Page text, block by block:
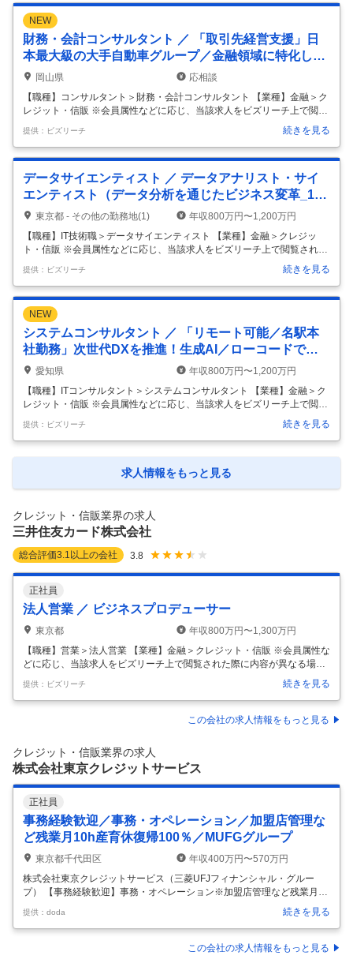
金融分野を担う中核企業／リモート・フレックス有／福利厚生・制度充
実／全国約5,000店舗の販売店と強固なネットワークを活かし、質の高
い金融サービスを提供しています】 ■業務内容 トヨタグループの金融分
野を担う当社にて、約1,500万人の会員基盤をもつクレジットカード事
業 …
NEW
財務・会計コンサルタント ／ 「取引先経営支援」日
本最大級の大手自動車グループ／金融領域に特化した
プロフェッショナル集団
岡山県
応相談
【職種】コンサルタント＞財務・会計コンサルタント 【業種】金融＞ク
レジット・信販 ※会員属性などに応じ、当該求人をビズリーチ上で閲覧
された際に内容が異なる場合があります 【当社について】 当社は、世界
35以上の国・地域でトップクラスの完成車グループの金融サービスを担
っております。 主に、自動車販売に関する金融事業、クレジットカード
事業等を手掛けております。 自動車メーカー系金融会社という立場か
ら、グループの持つ技術やネットワークを活用し、既存の金融機関とは
一線を画した先進的な事業モデルを作り出して参りました。 『期待を超
える金融サービスで、モビリティ社会の未来とお客様の笑顔を創造しま
す。』をミ …
提供：ビズリーチ 続きを見る
データサイエンティスト ／ データアナリスト・サイ
エンティスト（データ分析を通じたビジネス変革_150
0万人の顧客基盤）
東京都 - その他の勤務地(1)
年収800万円〜1,200万円
【職種】IT技術職＞データサイエンティスト 【業種】金融＞クレジッ
ト・信販 ※会員属性などに応じ、当該求人をビズリーチ上で閲覧された
際に内容が異なる場合があります 【当社につきまして】 当社はトヨタグ
ループの金融分野を担う中核企業として、自動車割賦・クレジットカー
ド事業等の金融・決済サービスを展開しております。 グループの持つ技
術やネットワークを活用し、既存の金融機関とは一線を画した事業モデ
ルを創り出してまいりました。 ＜事業例＞ ・自動車販売金融事業：全国
の販売会社との強固なネットワークを活かし、質の高い金融サービスを
提供しています。 ・クレジットカード事業：上記販売店および提携企業
の獲得チ…
提供：ビズリーチ 続きを見る
NEW
システムコンサルタント ／ 「リモート可能／名駅本
社勤務」次世代DXを推進！生成AI／ローコードで組
織を変革するSE
愛知県
年収800万円〜1,200万円
【職種】ITコンサルタント＞システムコンサルタント 【業種】金融＞ク
レジット・信販 ※会員属性などに応じ、当該求人をビズリーチ上で閲覧
された際に内容が異なる場合があります 【当社につきまして】 当社はト
ヨタグループの金融分野を担う中核企業として、自動車割賦・クレジッ
トカード事業等の金融・決済サービスを展開しております。 自動車業界
は100年に一度の変革期と言われている昨今の市況を好機ととらえ、ト
ヨタならではの安心・安全な金融サービスの開発・リリースに、スピー
提供：ビズリーチ 続きを見る
求人情報をもっと見る
クレジット・信販業界の求人
三井住友カード株式会社
総合評価3.1 以上の会社 3.8
正社員
法人営業 ／ ビジネスプロデューサー
東京都
年収800万円〜1,300万円
【職種】営業＞法人営業 【業種】金融＞クレジット・信販 ※会員属性な
どに応じ、当該求人をビズリーチ上で閲覧された際に内容が異なる場合
があります 国内最大級のカード会員及び加盟店基盤を持つ三井住友カー
ドにて、当社が保有する膨大なキャッシュレスデータや、26年4月より
連結子会社として新たに設立されるVポイントマーケティング株式会社
が保有するVポイント会員データ等を活用した法人向けマーケティング
が保有する様々なデータアセット、ソリューションを軸に取引先企業の
課題解決、事業成長に貢献する ・売上目標達成のための担当クライアン
ト/領域で…
提供：ビズリーチ 続きを見る
この会社の求人情報をもっと見る
クレジット・信販業界の求人
株式会社東京クレジットサービス
正社員
事務経験歓迎／事務・オペレーション／加盟店管理な
ど残業月10h産育休復帰100％／MUFGグループ
東京都千代田区
年収400万円〜570万円
株式会社東京クレジットサービス（三菱UFJフィナンシャル・グルー
プ） 【事務経験歓迎】事務・オペレーション※加盟店管理など残業月10
h産育休復帰100％/MUFGグループ 【仕事内容】 【事務経験歓迎】事
務・オペレーション※加盟店管理など残業月10h産育休復帰100％/MUFG
グループ 【具体的な仕事内容】 【クレジットカード加盟店を支える事務
／ノルマ無し／年次有給取得日数14日以上／基本的に定時退社を推奨◎
提供：doda 続きを見る
この会社の求人情報をもっと見る